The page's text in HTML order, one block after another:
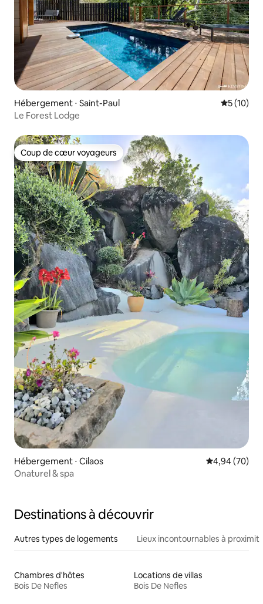
Hébergement ⋅ Saint-Paul
5 (10)
Le Forest Lodge
Coup de cœur voyageurs
Coup de cœur voyageurs
Hébergement ⋅ Cilaos Évaluation
4,94 (70)
Onaturel & spa
Destinations à découvrir
Autres types de logements Lieux incontournables à
Chambres d'hôtes
Bois De Nefles
Locations de villas
Bois De Nefles